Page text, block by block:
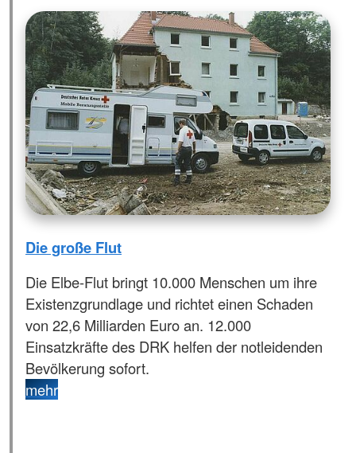
Die große Flut
Die Elbe-Flut bringt 10.000 Menschen um ihre
Existenzgrundlage und richtet einen Schaden
von 22,6 Milliarden Euro an. 12.000
Einsatzkräfte des DRK helfen der notleidenden
Bevölkerung sofort.
mehr